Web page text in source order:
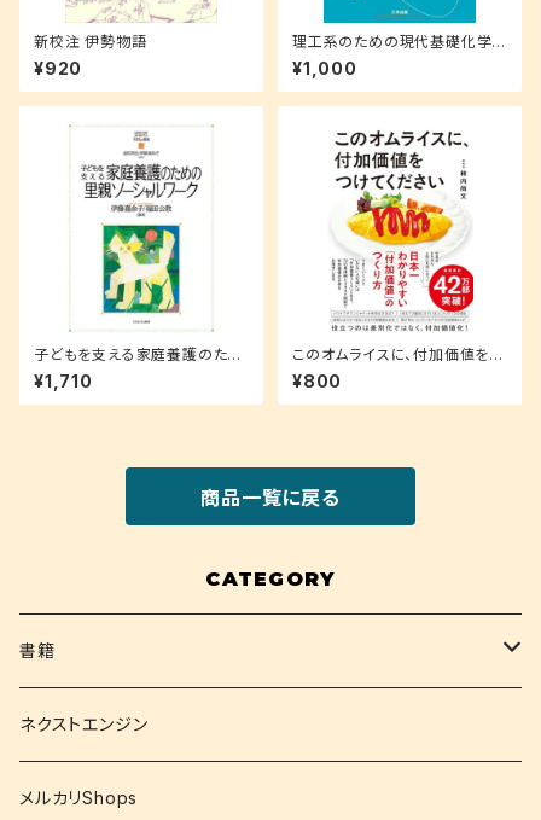
新校注 伊勢物語
¥920
理工系のための現代基礎化学
―物質の構成と反応
¥1,000
子どもを支える家庭養護のため
の里親ソーシャルワーク
¥1,710
このオムライスに、付加価値をつ
けてください
¥800
商品一覧に戻る
CATEGORY
書籍
関西大学テキスト
就活
ネクストエンジン
メルカリShops